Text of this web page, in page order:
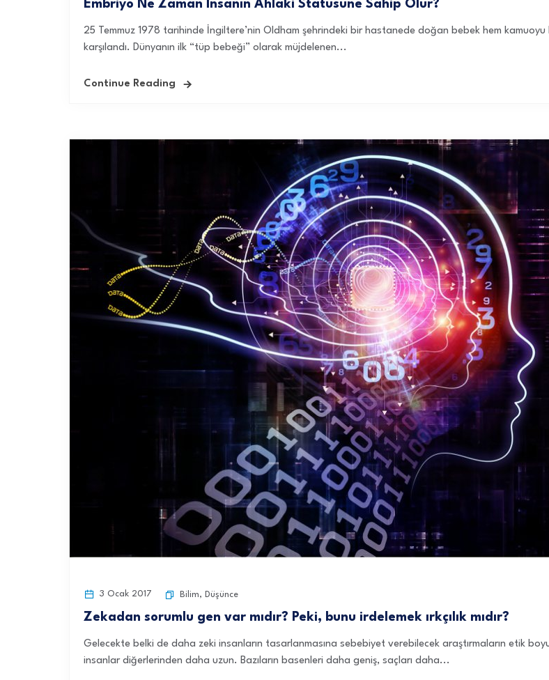
Embriyo Ne Zaman İnsanın Ahlaki Statüsüne Sahip Olur?
25 Temmuz 1978 tarihinde İngiltere’nin Oldham şehrindeki bir hastanede doğan bebek hem
karşılandı. Dünyanın ilk “tüp bebeği” olarak müjdelenen...
Continue Reading
3 Ocak 2017 Bilim, Düşünce
Zekadan sorumlu gen var mıdır? Peki, bunu irdelemek ırkçılık mıdır?
Gelecekte belki de daha zeki insanların tasarlanmasına sebebiyet verebilecek araştırmaların etik
insanlar diğerlerinden daha uzun. Bazıların basenleri daha geniş, saçları daha...